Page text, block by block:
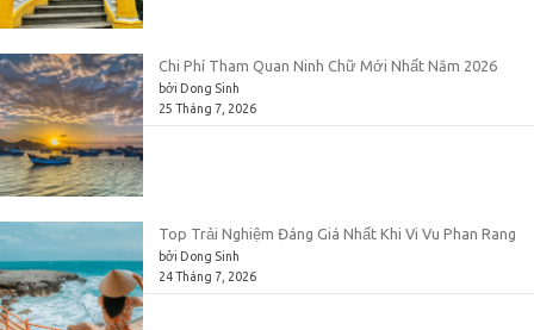
Chi Phí Tham Quan Ninh Chữ Mới Nhất Năm 2026
bởi Dong Sinh
25 Tháng 7, 2026
Top Trải Nghiệm Đáng Giá Nhất Khi Vi Vu Phan Rang
bởi Dong Sinh
24 Tháng 7, 2026